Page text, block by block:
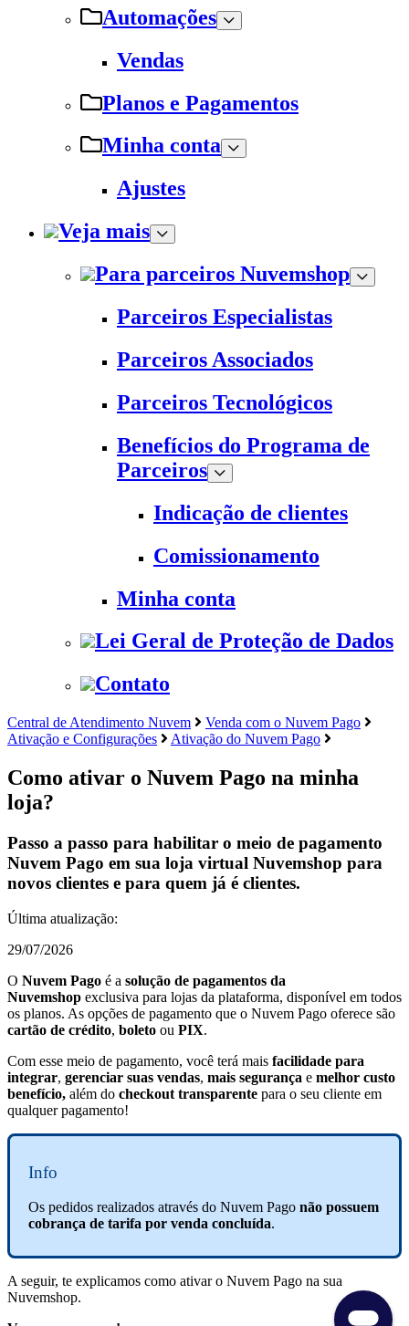
Automações
Vendas
Planos e Pagamentos
Minha conta
Ajustes
Veja mais
Para parceiros Nuvemshop
Parceiros Especialistas
Parceiros Associados
Parceiros Tecnológicos
Benefícios do Programa de
Parceiros
Indicação de clientes
Comissionamento
Minha conta
Lei Geral de Proteção de Dados
Contato
Central de Atendimento Nuvem
Venda com o Nuvem Pago
Ativação e Configurações
Ativação do Nuvem Pago
Como ativar o Nuvem Pago na minha
loja?
Passo a passo para habilitar o meio de pagamento
Nuvem Pago em sua loja virtual Nuvemshop para
novos clientes e para quem já é clientes.
Última atualização:
29/07/2026
O Nuvem Pago é a solução de pagamentos da
Nuvemshop exclusiva para lojas da plataforma, disponível em todos
os planos. As opções de pagamento que o Nuvem Pago oferece são
cartão de crédito, boleto ou PIX.
Com esse meio de pagamento, você terá mais facilidade para
integrar, gerenciar suas vendas, mais segurança e melhor custo
benefício, além do checkout transparente para o seu cliente em
qualquer pagamento!
Info
Os pedidos realizados através do Nuvem Pago não possuem
cobrança de tarifa por venda concluída.
A seguir, te explicamos como ativar o Nuvem Pago na sua
Nuvemshop.